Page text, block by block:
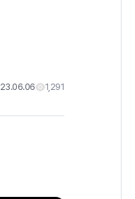
23.06.06 1,291